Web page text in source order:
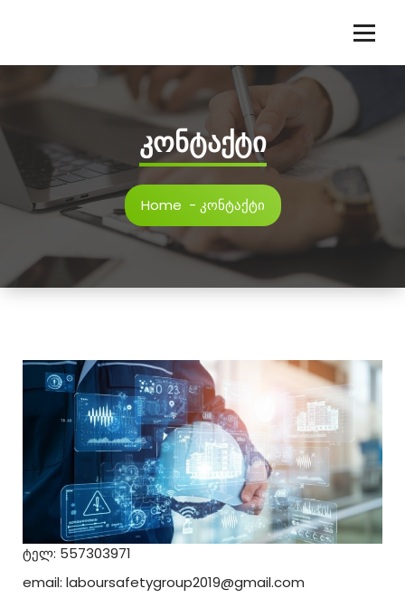
კონტაქტი
Home - კონტაქტი
ტელ: 557303971
email: laboursafetygroup2019@gmail.com